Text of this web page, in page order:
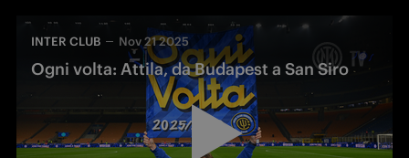
INTER CLUB Nov 21 2025
Ogni volta: Attila, da Budapest a San Siro